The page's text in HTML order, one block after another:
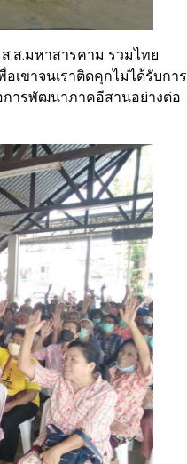
.ส.มหาสารคาม รวมไทย
เขาจนเราติดคุกไม่ได้รับการ
การพัฒนาภาคอีสานอย่างต่อ